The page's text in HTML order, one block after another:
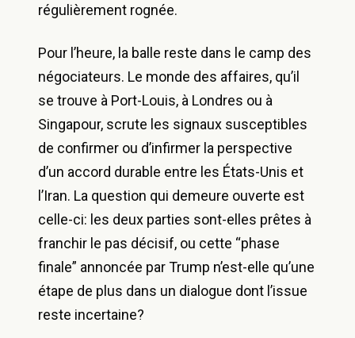
régulièrement rognée.
Pour l’heure, la balle reste dans le camp des
négociateurs. Le monde des affaires, qu’il
se trouve à Port-Louis, à Londres ou à
Singapour, scrute les signaux susceptibles
de confirmer ou d’infirmer la perspective
d’un accord durable entre les États-Unis et
l’Iran. La question qui demeure ouverte est
celle-ci: les deux parties sont-elles prêtes à
franchir le pas décisif, ou cette “phase
finale” annoncée par Trump n’est-elle qu’une
étape de plus dans un dialogue dont l’issue
reste incertaine?